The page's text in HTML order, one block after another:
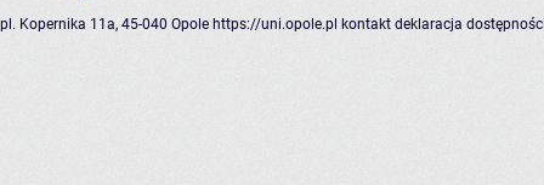
pl. Kopernika 11a, 45-040 Opole https://uni.opole.pl kontakt deklaracja